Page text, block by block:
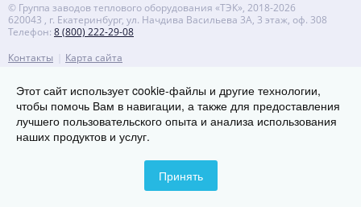
© Группа заводов теплового оборудования «ТЭК», 2018-2026
620043 , г. Екатеринбург, ул. Начдива Васильева 3А, 3 этаж, оф. 308
Телефон: 8 (800) 222-29-08
Контакты
Карта сайта
Этот сайт использует cookie-файлы и другие технологии,
чтобы помочь Вам в навигации, а также для предоставления
лучшего пользовательского опыта и анализа использования
наших продуктов и услуг.
Принять